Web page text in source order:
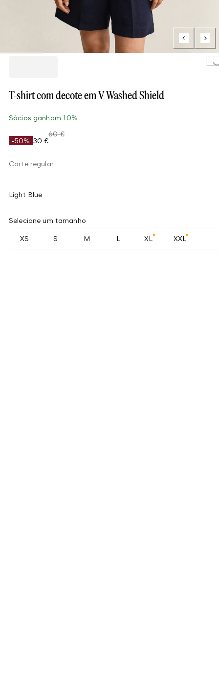
T-shirt com decote em V Washed Shield
Sócios ganham 10%
-50% 30 €
60 €
Corte regular
Light Blue
Selecione um tamanho
XS S M L XL XXL